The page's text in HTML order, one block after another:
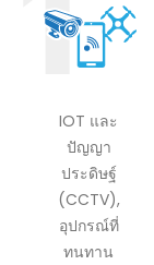
IOT และ
ปัญญา
ประดิษฐ์
(CCTV),
อุปกรณ์ที่
ทนทาน